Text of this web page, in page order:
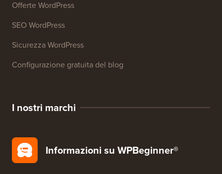
Offerte WordPress
SEO WordPress
Sicurezza WordPress
Configurazione gratuita del blog
I nostri marchi
Informazioni su WPBeginner®